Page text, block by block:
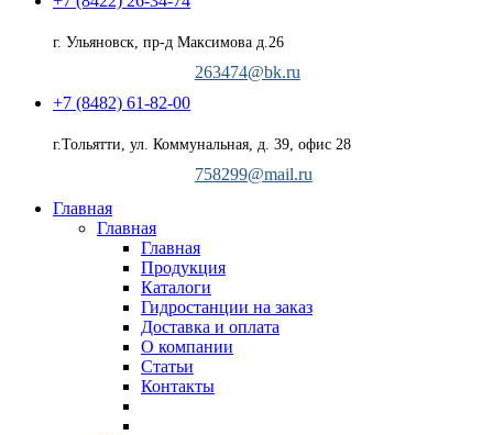
г. Ульяновск, пр-д Максимова д.26
263474@bk.ru
+7 (8482) 61-82-00
г.Тольятти, ул. Коммунальная, д. 39, офис 28
758299@mail.ru
Главная
Главная
Главная
Продукция
Каталоги
Гидростанции на заказ
Доставка и оплата
О компании
Статьи
Контакты